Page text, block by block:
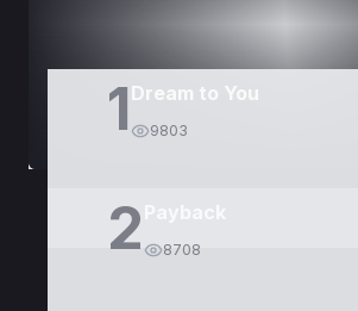
1 Dream to You
9803
2 8708